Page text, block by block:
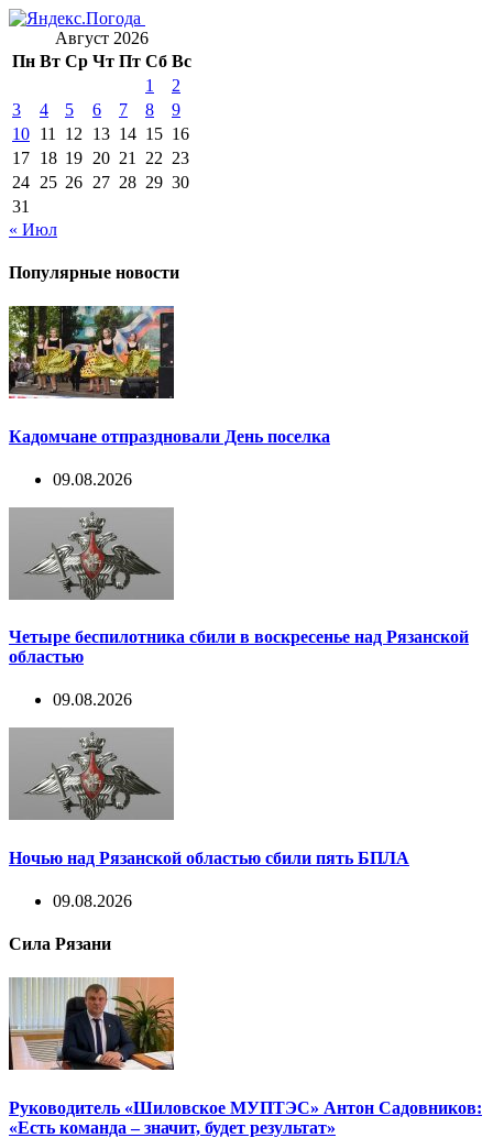
Август 2026
Пн Вт Ср Чт Пт Сб Вс
1
2
3
4 5 6 7 8
9
10 11 12 13 14 15 16
17 18 19 20 21 22 23
24 25 26 27 28 29 30
31
« Июл
Популярные новости
Кадомчане отпраздновали День поселка
09.08.2026
Четыре беспилотника сбили в воскресенье над Рязанской
областью
09.08.2026
Ночью над Рязанской областью сбили пять БПЛА
09.08.2026
Сила Рязани
Руководитель «Шиловское МУПТЭС» Антон Садовников:
«Есть команда – значит, будет результат»